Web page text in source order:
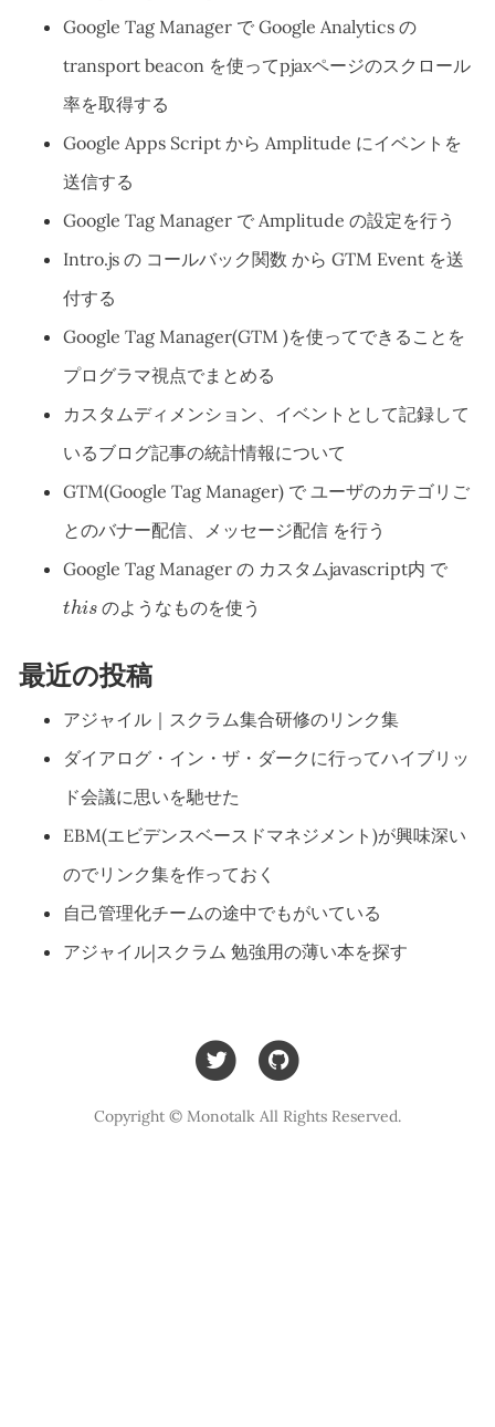
Google Tag Manager で Google Analytics の
transport beacon を使ってpjaxページのスクロール
率を取得する
Google Apps Script から Amplitude にイベントを
送信する
Google Tag Manager で Amplitude の設定を行う
Intro.js の コールバック関数 から GTM Event を送
付する
Google Tag Manager(GTM )を使ってできることを
プログラマ視点でまとめる
カスタムディメンション、イベントとして記録して
いるブログ記事の統計情報について
GTM(Google Tag Manager) で ユーザのカテゴリご
とのバナー配信、メッセージ配信 を行う
Google Tag Manager の カスタムjavascript内 で
this
this のようなものを使う
最近の投稿
アジャイル｜スクラム集合研修のリンク集
ダイアログ・イン・ザ・ダークに行ってハイブリッ
ド会議に思いを馳せた
EBM(エビデンスベースドマネジメント)が興味深い
のでリンク集を作っておく
自己管理化チームの途中でもがいている
アジャイル|スクラム 勉強用の薄い本を探す
Copyright © Monotalk All Rights Reserved.